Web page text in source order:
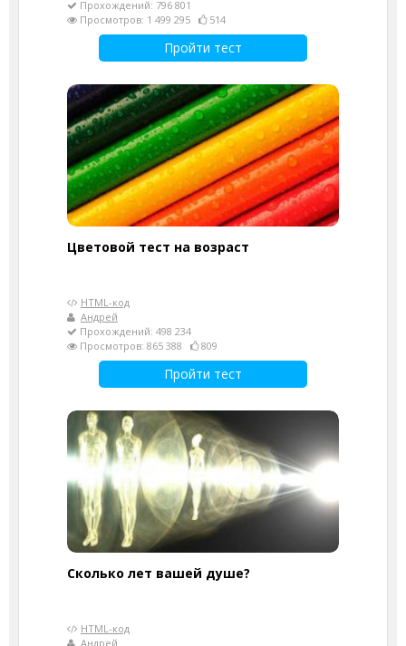
Прохождений: 796 801
Просмотров: 1 499 295
514
Пройти тест
Цветовой тест на возраст
HTML-код
Андрей
Прохождений: 498 234
Просмотров: 865 388
809
Пройти тест
Cколько лет вашей душе?
HTML-код
Андрей